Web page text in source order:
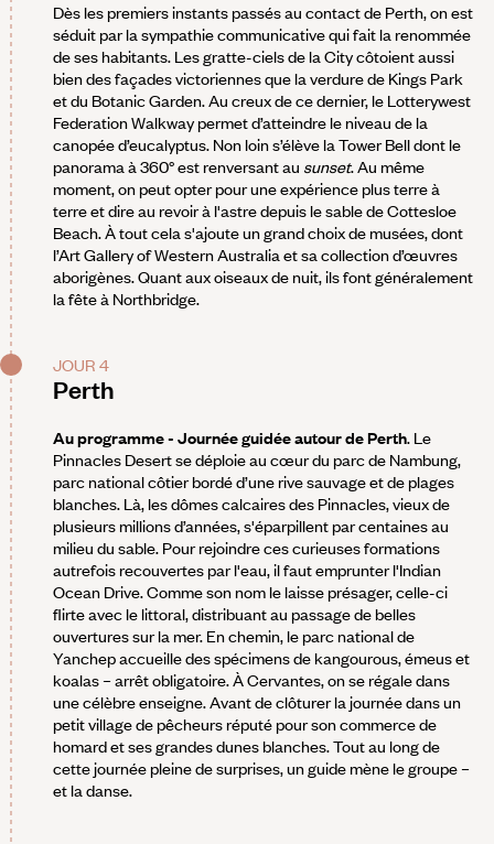
Dès les premiers instants passés au contact de Perth, on est
séduit par la sympathie communicative qui fait la renommée
de ses habitants. Les gratte-ciels de la City côtoient aussi
bien des façades victoriennes que la verdure de Kings Park
et du Botanic Garden. Au creux de ce dernier, le Lotterywest
Federation Walkway permet d’atteindre le niveau de la
canopée d’eucalyptus. Non loin s’élève la Tower Bell dont le
panorama à 360° est renversant au sunset. Au même
moment, on peut opter pour une expérience plus terre à
terre et dire au revoir à l'astre depuis le sable de Cottesloe
Beach. À tout cela s'ajoute un grand choix de musées, dont
l’Art Gallery of Western Australia et sa collection d’œuvres
aborigènes. Quant aux oiseaux de nuit, ils font généralement
la fête à Northbridge.
JOUR 4
Perth
Au programme - Journée guidée autour de Perth. Le
Pinnacles Desert se déploie au cœur du parc de Nambung,
parc national côtier bordé d’une rive sauvage et de plages
blanches. Là, les dômes calcaires des Pinnacles, vieux de
plusieurs millions d’années, s'éparpillent par centaines au
milieu du sable. Pour rejoindre ces curieuses formations
autrefois recouvertes par l'eau, il faut emprunter l'Indian
Ocean Drive. Comme son nom le laisse présager, celle-ci
flirte avec le littoral, distribuant au passage de belles
ouvertures sur la mer. En chemin, le parc national de
Yanchep accueille des spécimens de kangourous, émeus et
koalas – arrêt obligatoire. À Cervantes, on se régale dans
une célèbre enseigne. Avant de clôturer la journée dans un
petit village de pêcheurs réputé pour son commerce de
homard et ses grandes dunes blanches. Tout au long de
cette journée pleine de surprises, un guide mène le groupe –
et la danse.